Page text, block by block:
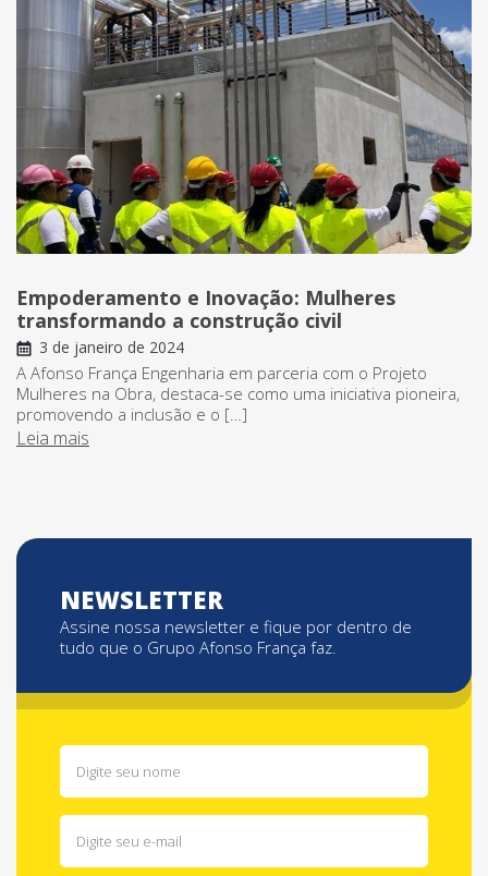
Empoderamento e Inovação: Mulheres
transformando a construção civil
3 de janeiro de 2024
A Afonso França Engenharia em parceria com o Projeto
Mulheres na Obra, destaca-se como uma iniciativa pioneira,
promovendo a inclusão e o […]
Leia mais
NEWSLETTER
Assine nossa newsletter e fique por dentro de
tudo que o Grupo Afonso França faz.